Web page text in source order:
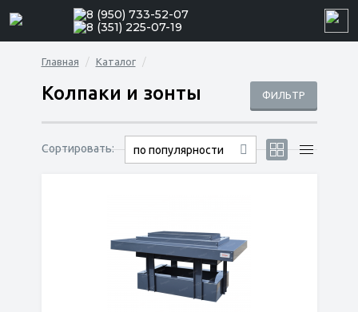
8 (950) 733-52-07
8 (351) 225-07-19
Главная Каталог
ФИЛЬТР
Колпаки и зонты
Сортировать: по популярности